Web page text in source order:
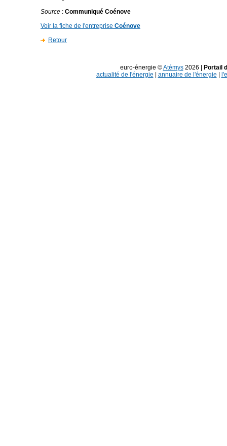
Source : Communiqué Coénove
Voir la fiche de l'entreprise Coénove
Retour
euro-énergie ©Atémys2026 |
Portail
actualité de l'énergie
annuaire de l'énergie